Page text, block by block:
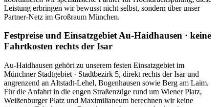
Leistung erbringen wir bewusst nicht selbst, sondern über unser
Partner-Netz im Großraum München.
Festpreise und Einsatzgebiet Au-Haidhausen · keine
Fahrtkosten rechts der Isar
Au-Haidhausen gehört zu unserem festen Einsatzgebiet im
Münchner Stadtgebiet · Stadtbezirk 5, direkt rechts der Isar und
angrenzend an Altstadt-Lehel, Bogenhausen sowie Berg am Laim.
Für die Anfahrt in die engen Straßenzüge rund um Wiener Platz,
Weißenburger Platz und Maximilianeum berechnen wir keine